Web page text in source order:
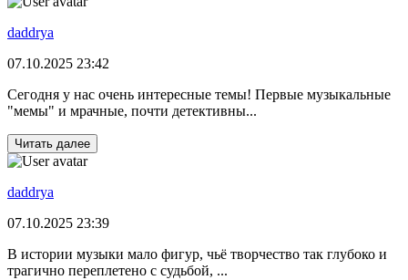
daddrya
07.10.2025 23:42
Сегодня у нас очень интересные темы! Первые музыкальные
"мемы" и мрачные, почти детективны...
Читать далее
daddrya
07.10.2025 23:39
В истории музыки мало фигур, чьё творчество так глубоко и
трагично переплетено с судьбой, ...